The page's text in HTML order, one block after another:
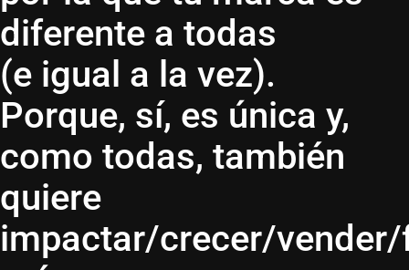
diferente a todas
(e igual a la vez).
Porque, sí, es única y,
como todas, también
quiere
impactar/crecer/